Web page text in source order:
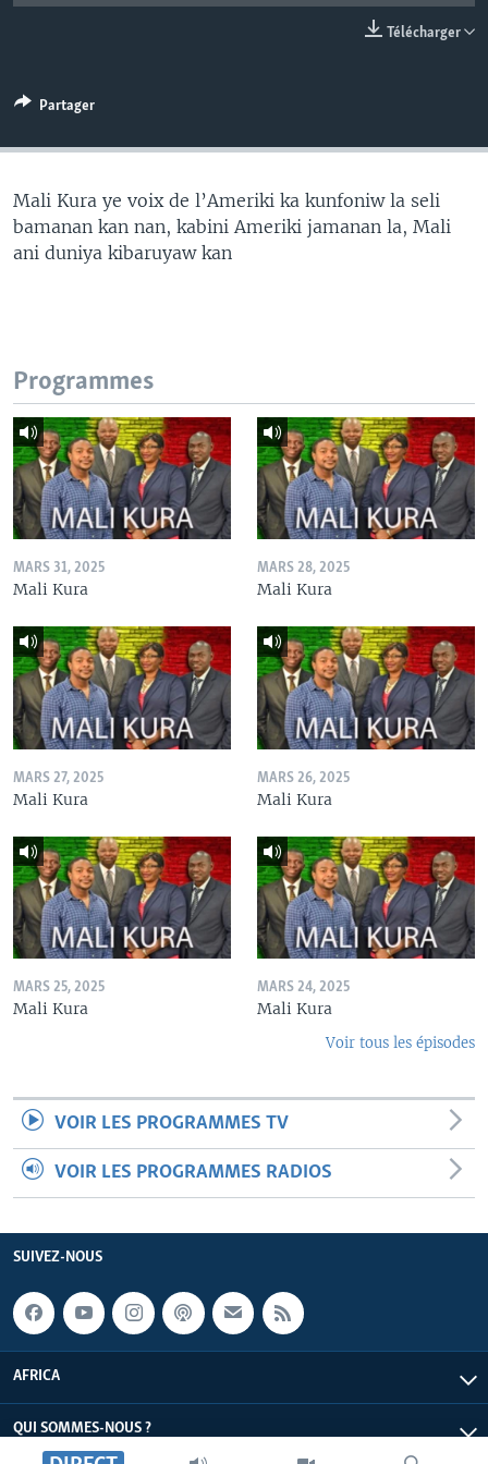
Télécharger
Partager
Mali Kura ye voix de l’Ameriki ka kunfoniw la seli
bamanan kan nan, kabini Ameriki jamanan la, Mali
ani duniya kibaruyaw kan
Programmes
MARS 31, 2025
Mali Kura
MARS 28, 2025
Mali Kura
MARS 27, 2025
Mali Kura
MARS 26, 2025
Mali Kura
MARS 25, 2025
Mali Kura
MARS 24, 2025
Mali Kura
Voir tous les épisodes
VOIR LES PROGRAMMES TV
VOIR LES PROGRAMMES RADIOS
SUIVEZ-NOUS
AFRICA
QUI SOMMES-NOUS ?